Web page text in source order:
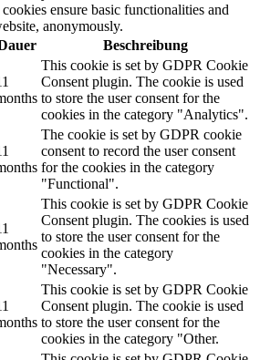
ensure basic functionalities and
anonymously.
Beschreibung
This cookie is set by GDPR Cookie
Consent plugin. The cookie is used
to store the user consent for the
cookies in the category "Analytics".
The cookie is set by GDPR cookie
consent to record the user consent
for the cookies in the category
"Functional".
This cookie is set by GDPR Cookie
Consent plugin. The cookies is used
to store the user consent for the
cookies in the category
"Necessary".
This cookie is set by GDPR Cookie
Consent plugin. The cookie is used
to store the user consent for the
cookies in the category "Other.